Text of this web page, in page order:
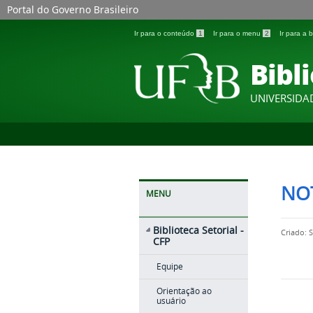
Portal do Governo Brasileiro
Ir para o conteúdo 1 Ir para o menu 2 Ir para a
MENU
Biblioteca Setorial -
CFP
Equipe
Orientação ao
usuário
Criado: